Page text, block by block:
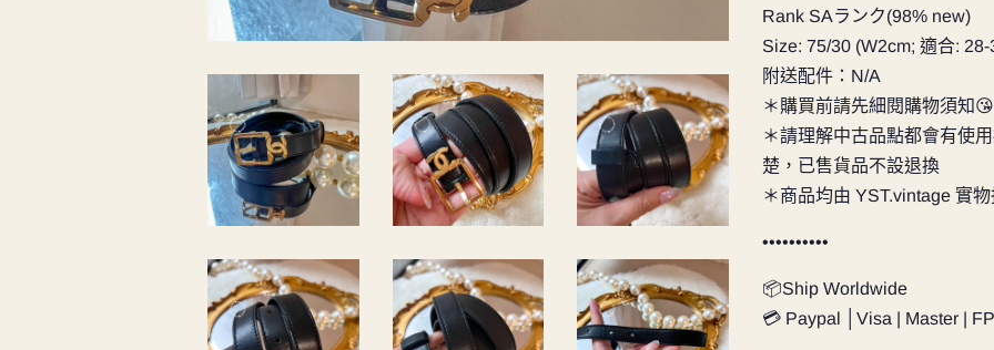
Rank SAランク(98% new)
Size: 75/30 (W2cm; 適合:
附送配件：N/A
＊購買前請先細閱購物須知😘
＊請理解中古品點都會有使
楚，已售貨品不設退換
＊商品均由 YST.vintage 實
••••••••••
📦Ship Worldwide
💳 Paypal │Visa | Master |